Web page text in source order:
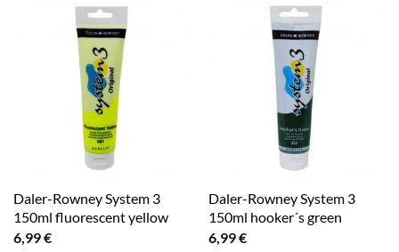
Daler-Rowney System 3
150ml fluorescent yellow
6,99€
Daler-Rowney System 3
150ml hooker´s green
6,99€